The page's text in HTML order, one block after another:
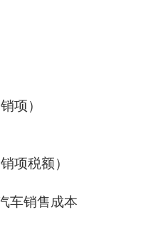
项）
项税额）
车销售成本